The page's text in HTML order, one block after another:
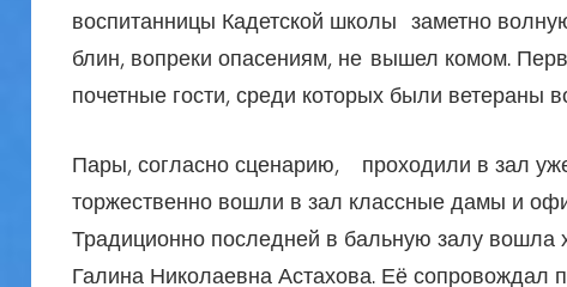
воспитанницы Кадетской школы заметно
блин, вопреки опасениям, не вышел комом.
почетные гости, среди которых были
Пары, согласно сценарию, проходили в зал
торжественно вошли в зал классные дамы и
Традиционно последней в бальную залу вошла
Галина Николаевна Астахова. Её сопровождал